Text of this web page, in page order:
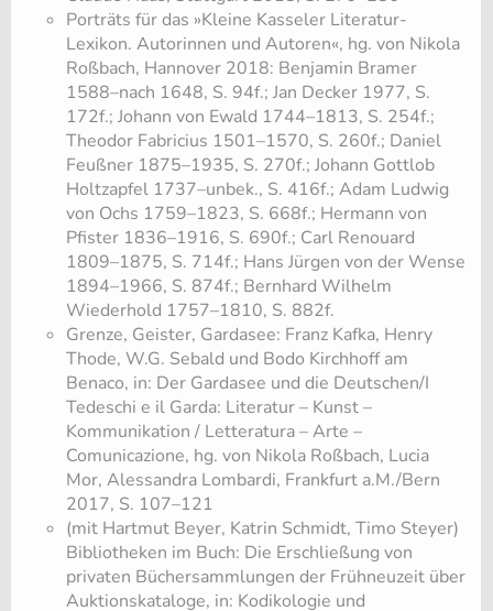
Porträts für das »Kleine Kasseler Literatur-
Lexikon. Autorinnen und Autoren«, hg. von Nikola
Roßbach, Hannover 2018: Benjamin Bramer
1588–nach 1648, S. 94f.; Jan Decker 1977, S.
172f.; Johann von Ewald 1744–1813, S. 254f.;
Theodor Fabricius 1501–1570, S. 260f.; Daniel
Feußner 1875–1935, S. 270f.; Johann Gottlob
Holtzapfel 1737–unbek., S. 416f.; Adam Ludwig
von Ochs 1759–1823, S. 668f.; Hermann von
Pfister 1836–1916, S. 690f.; Carl Renouard
1809–1875, S. 714f.; Hans Jürgen von der Wense
1894–1966, S. 874f.; Bernhard Wilhelm
Wiederhold 1757–1810, S. 882f.
Grenze, Geister, Gardasee: Franz Kafka, Henry
Thode, W.G. Sebald und Bodo Kirchhoff am
Benaco, in: Der Gardasee und die Deutschen/I
Tedeschi e il Garda: Literatur – Kunst –
Kommunikation / Letteratura – Arte –
Comunicazione, hg. von Nikola Roßbach, Lucia
Mor, Alessandra Lombardi, Frankfurt a.M./Bern
2017, S. 107–121
(mit Hartmut Beyer, Katrin Schmidt, Timo Steyer)
Bibliotheken im Buch: Die Erschließung von
privaten Büchersammlungen der Frühneuzeit über
Auktionskataloge, in: Kodikologie und